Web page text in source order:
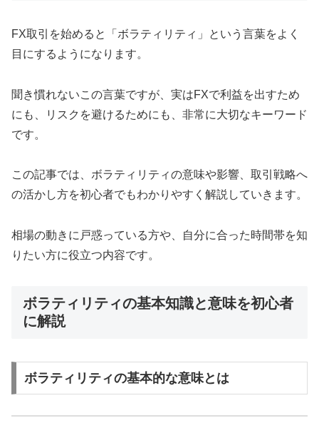
FX取引を始めると「ボラティリティ」という言葉をよく
目にするようになります。
聞き慣れないこの言葉ですが、実はFXで利益を出すため
にも、リスクを避けるためにも、非常に大切なキーワード
です。
この記事では、ボラティリティの意味や影響、取引戦略へ
の活かし方を初心者でもわかりやすく解説していきます。
相場の動きに戸惑っている方や、自分に合った時間帯を知
りたい方に役立つ内容です。
ボラティリティの基本知識と意味を初心者
に解説
ボラティリティの基本的な意味とは